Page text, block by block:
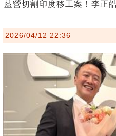
藍營切割印度移工案！李正
2026/04/12 22:36